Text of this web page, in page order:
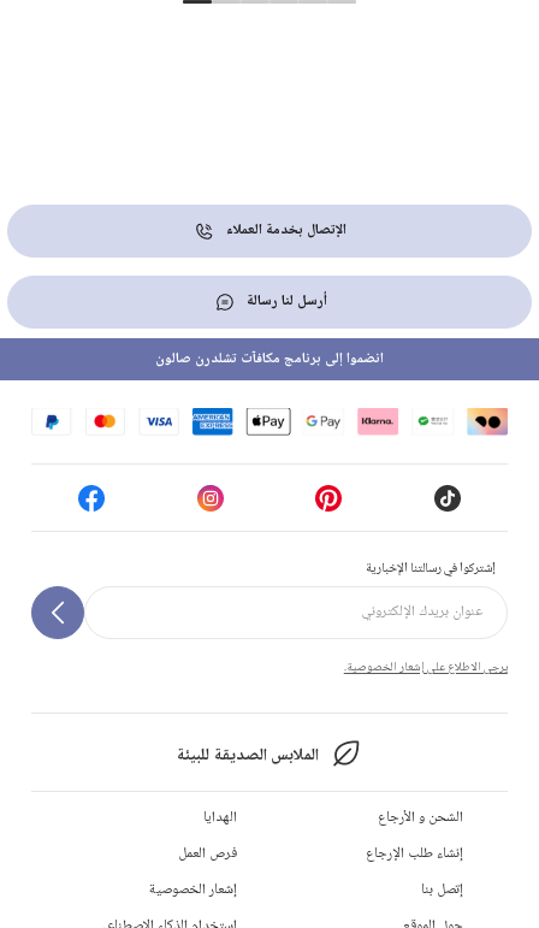
الإتصال بخدمة العملاء
أرسل لنا رسالة
إشتركوا في رسالتنا الإخبارية
يرجى الاطلاع على إشعار الخصوصية.
الملابس الصديقة للبيئة
انضموا إلى برنامج مكافآت تشلدرن صالون
الشحن و الأرجاع
إنشاء طلب الإرجاع
إتصل بنا
الهدايا
فرص العمل
إشعار الخصوصية